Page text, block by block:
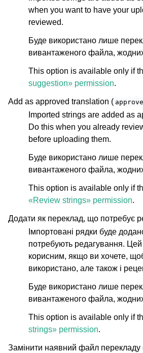
when you want to have your
reviewed.
Буде використано лише
вивантаженого файла,
This option is available only if
suggestion» permission.
Add as approved translation ( approve
Imported strings are added as
Do this when you already
before uploading them.
Буде використано лише
вивантаженого файла,
This option is available only if
«Review strings» permission.
Додати як переклад, що потребує
Імпортовані рядки буде
потребують редагування.
корисним, якщо ви хочете,
використано, але також і
Буде використано лише
вивантаженого файла,
This option is available only if
strings» permission.
Замінити наявний файл перекладу